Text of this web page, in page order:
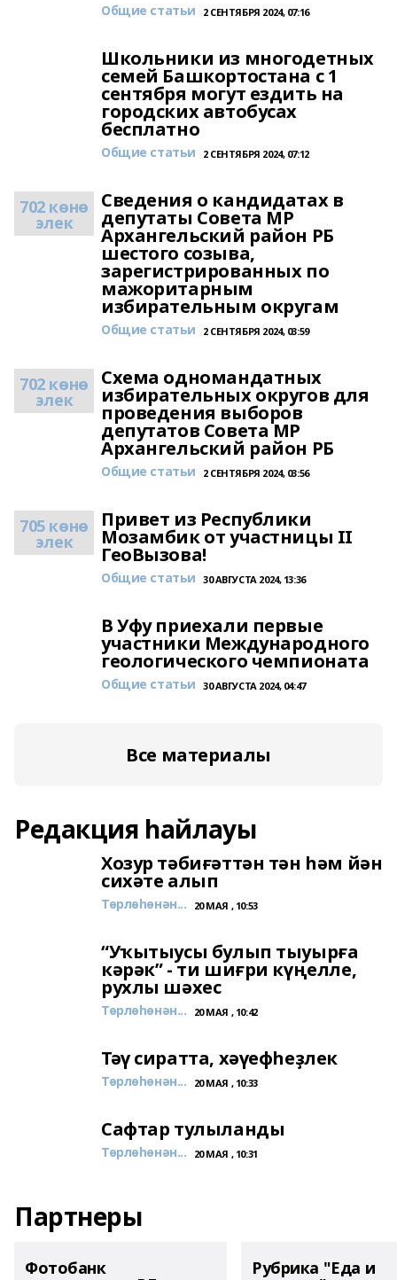
Общие статьи 2 СЕНТЯБРЯ 2024, 07:16
Школьники из многодетных
семей Башкортостана с 1
сентября могут ездить на
городских автобусах
бесплатно
Общие статьи 2 СЕНТЯБРЯ 2024, 07:12
702 көнө
элек
Сведения о кандидатах в
депутаты Совета МР
Архангельский район РБ
шестого созыва,
зарегистрированных по
мажоритарным
избирательным округам
Общие статьи 2 СЕНТЯБРЯ 2024, 03:59
702 көнө
элек
Схема одномандатных
избирательных округов для
проведения выборов
депутатов Совета МР
Архангельский район РБ
Общие статьи 2 СЕНТЯБРЯ 2024, 03:56
705 көнө
элек
Привет из Республики
Мозамбик от участницы II
ГеоВызова!
Общие статьи 30 АВГУСТА 2024, 13:36
В Уфу приехали первые
участники Международного
геологического чемпионата
Общие статьи 30 АВГУСТА 2024, 04:47
Все материалы
Редакция һайлауы
Хозур тәбиғәттән тән һәм йән
сихәте алып
Төрлөһөнән... 20 МАЯ , 10:53
“Уҡытыусы булып тыуырға
кәрәк” - ти шиғри күңелле,
рухлы шәхес
Төрлөһөнән... 20 МАЯ , 10:42
Тәү сиратта, хәүефһеҙлек
Төрлөһөнән... 20 МАЯ , 10:33
Сафтар тулыланды
Төрлөһөнән... 20 МАЯ , 10:31
Партнеры
Фотобанк Рубрика "Еда и